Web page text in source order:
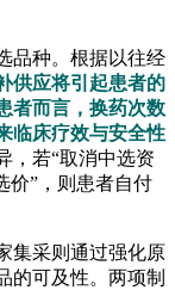
品种。根据以往经
供应将引起患者的
者而言，换药次数
临床疗效与安全性
，若“取消中选资
价”，则患者自付
集采则通过强化原
的可及性。两项制